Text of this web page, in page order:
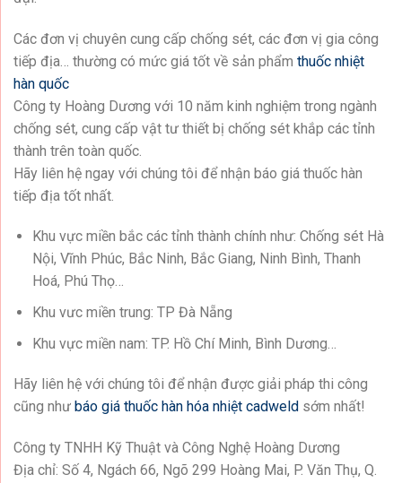
Các đơn vị chuyên cung cấp chống sét, các đơn vị gia công
tiếp địa… thường có mức giá tốt về sản phẩm thuốc nhiệt
hàn quốc
Công ty Hoàng Dương với 10 năm kinh nghiệm trong ngành
chống sét, cung cấp vật tư thiết bị chống sét khắp các tỉnh
thành trên toàn quốc.
Hãy liên hệ ngay với chúng tôi để nhận báo giá thuốc hàn
tiếp địa tốt nhất.
Khu vực miền bắc các tỉnh thành chính như: Chống sét Hà
Nội, Vĩnh Phúc, Bắc Ninh, Bắc Giang, Ninh Bình, Thanh
Hoá, Phú Thọ…
Khu vưc miền trung: TP Đà Nẵng
Khu vực miền nam: TP. Hồ Chí Minh, Bình Dương…
Hãy liên hệ với chúng tôi để nhận được giải pháp thi công
cũng như báo giá thuốc hàn hóa nhiệt cadweld sớm nhất!
Công ty TNHH Kỹ Thuật và Công Nghệ Hoàng Dương
Địa chỉ: Số 4, Ngách 66, Ngõ 299 Hoàng Mai, P. Văn Thụ, Q.